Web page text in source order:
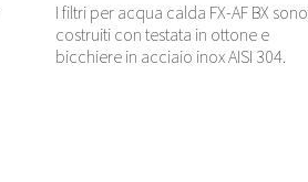
I filtri per acqua calda FX-AF BX sono
costruiti con testata in ottone e
bicchiere in acciaio inox AISI 304.